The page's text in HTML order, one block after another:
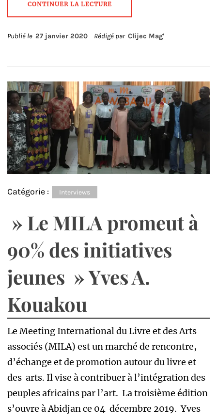
CONTINUER LA LECTURE
Publié le 27 janvier 2020 Rédigé par Clijec Mag'
Catégorie : Interviews
» Le MILA promeut à
90% des initiatives
jeunes » Yves A.
Kouakou
Le Meeting International du Livre et des Arts
associés (MILA) est un marché de rencontre,
d’échange et de promotion autour du livre et
des arts. Il vise à contribuer à l’intégration des
peuples africains par l’art. La troisième édition
s’ouvre à Abidjan ce 04 décembre 2019. Yves